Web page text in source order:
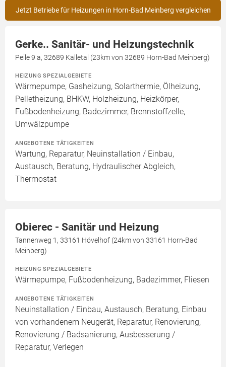
Jetzt Betriebe für Heizungen in Horn-Bad Meinberg vergleichen
Gerke.. Sanitär- und Heizungstechnik
Peile 9 a, 32689 Kalletal (23km von 32689 Horn-Bad Meinberg)
HEIZUNG SPEZIALGEBIETE
Wärmepumpe, Gasheizung, Solarthermie, Ölheizung,
Pelletheizung, BHKW, Holzheizung, Heizkörper,
Fußbodenheizung, Badezimmer, Brennstoffzelle,
Umwälzpumpe
ANGEBOTENE TÄTIGKEITEN
Wartung, Reparatur, Neuinstallation / Einbau,
Austausch, Beratung, Hydraulischer Abgleich,
Thermostat
Obierec - Sanitär und Heizung
Tannenweg 1, 33161 Hövelhof (24km von 33161 Horn-Bad
Meinberg)
HEIZUNG SPEZIALGEBIETE
Wärmepumpe, Fußbodenheizung, Badezimmer, Fliesen
ANGEBOTENE TÄTIGKEITEN
Neuinstallation / Einbau, Austausch, Beratung, Einbau
von vorhandenem Neugerät, Reparatur, Renovierung,
Renovierung / Badsanierung, Ausbesserung /
Reparatur, Verlegen